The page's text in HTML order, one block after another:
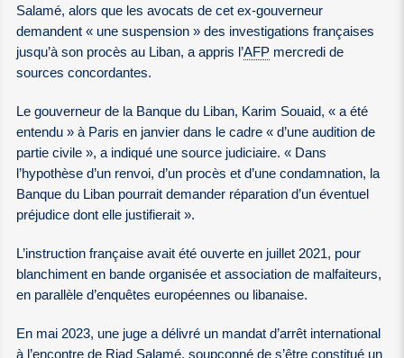
Salamé, alors que les avocats de cet ex-gouverneur
demandent « une suspension » des investigations françaises
jusqu’à son procès au Liban, a appris l’AFP mercredi de
sources concordantes.
Le gouverneur de la Banque du Liban, Karim Souaid, « a été
entendu » à Paris en janvier dans le cadre « d’une audition de
partie civile », a indiqué une source judiciaire. « Dans
l’hypothèse d’un renvoi, d’un procès et d’une condamnation, la
Banque du Liban pourrait demander réparation d’un éventuel
préjudice dont elle justifierait ».
L’instruction française avait été ouverte en juillet 2021, pour
blanchiment en bande organisée et association de malfaiteurs,
en parallèle d’enquêtes européennes ou libanaise.
En mai 2023, une juge a délivré un mandat d’arrêt international
à l’encontre de Riad Salamé, soupçonné de s’être constitué un